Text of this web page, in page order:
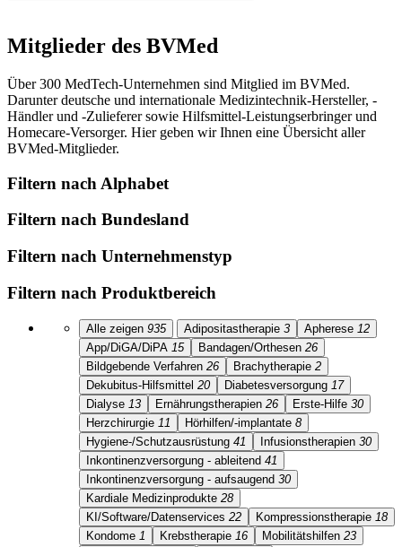
Mitglieder des BVMed
Über 300 MedTech-Unternehmen sind Mitglied im BVMed.
Darunter deutsche und internationale Medizintechnik-Hersteller, -
Händler und -Zulieferer sowie Hilfsmittel-Leistungserbringer und
Homecare-Versorger. Hier geben wir Ihnen eine Übersicht aller
BVMed-Mitglieder.
Filtern nach Alphabet
Filtern nach Bundesland
Filtern nach Unternehmenstyp
Filtern nach Produktbereich
Alle zeigen 935 Adipositastherapie 3 Apherese 12
App/DiGA/DiPA 15 Bandagen/Orthesen 26
Bildgebende Verfahren 26 Brachytherapie 2
Dekubitus-Hilfsmittel 20 Diabetesversorgung 17
Dialyse 13 Ernährungstherapien 26 Erste-Hilfe 30
Herzchirurgie 11 Hörhilfen/-implantate 8
Hygiene-/Schutzausrüstung 41 Infusionstherapien 30
Inkontinenzversorgung - ableitend 41
Inkontinenzversorgung - aufsaugend 30
Kardiale Medizinprodukte 28
KI/Software/Datenservices 22 Kompressionstherapie 18
Kondome 1 Krebstherapie 16 Mobilitätshilfen 23